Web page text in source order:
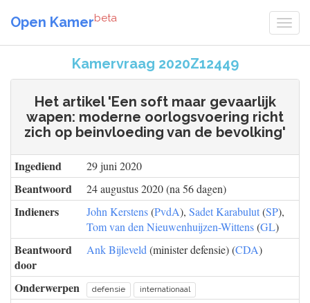
Open Kamerbeta
Kamervraag 2020Z12449
Het artikel 'Een soft maar gevaarlijk
wapen: moderne oorlogsvoering richt
zich op beinvloeding van de bevolking'
Ingediend 29 juni 2020
Beantwoord 24 augustus 2020 (na 56 dagen)
Indieners John Kerstens(PvdA), Sadet Karabulut(SP),
Tom van den Nieuwenhuijzen-Wittens(GL)
Beantwoord
door
Ank Bijleveld (minister defensie) (CDA)
Onderwerpen defensie internationaal